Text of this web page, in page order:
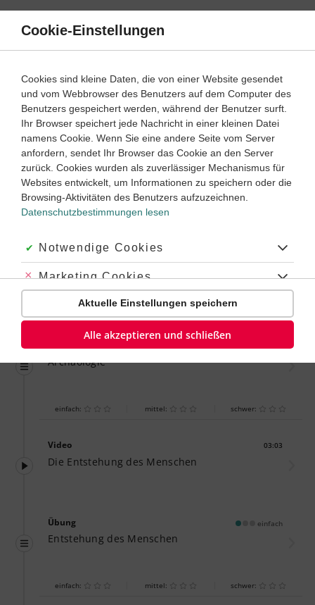
Direkt
Inhalt
Geschichte 5. ‐ 6. Klasse
Menschen in vorgeschichtlicher Zeit
Dauer: 40 Minuten
Empfohlen von
Tutorin Noemi
VIDEOS, AUFGABEN UND ÜBUNGEN ZUGEHÖRIGE KLASSENARBEITEN
Dauer:
einfach
Archäologie
einfach: mittel: schwer:
Video 03:03
Die Entstehung des Menschen
Übung einfach
Entstehung des Menschen
einfach: mittel: schwer:
Cookie-Einstellungen
Cookies sind kleine Daten, die von einer Website gesendet
und vom Webbrowser des Benutzers auf dem Computer des
Benutzers gespeichert werden, während der Benutzer surft.
Ihr Browser speichert jede Nachricht in einer kleinen Datei
namens Cookie. Wenn Sie eine andere Seite vom Server
anfordern, sendet Ihr Browser das Cookie an den Server
zurück. Cookies wurden als zuverlässiger Mechanismus für
Websites entwickelt, um Informationen zu speichern oder die
Browsing-Aktivitäten des Benutzers aufzuzeichnen.
Datenschutzbestimmungen lesen
Akzeptiert:
Notwendige Cookies
Abgelehnt:
Marketing Cookies
Abgelehnt:
Personalisierungs-Cookies
Aktuelle Einstellungen speichern
Alle akzeptieren und schließen